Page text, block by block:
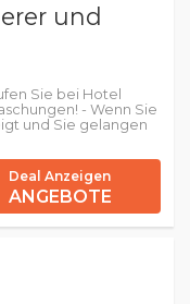
und
Sie bei Hotel
- Wenn Sie
und Sie gelangen
Deal Anzeigen
ANGEBOTE